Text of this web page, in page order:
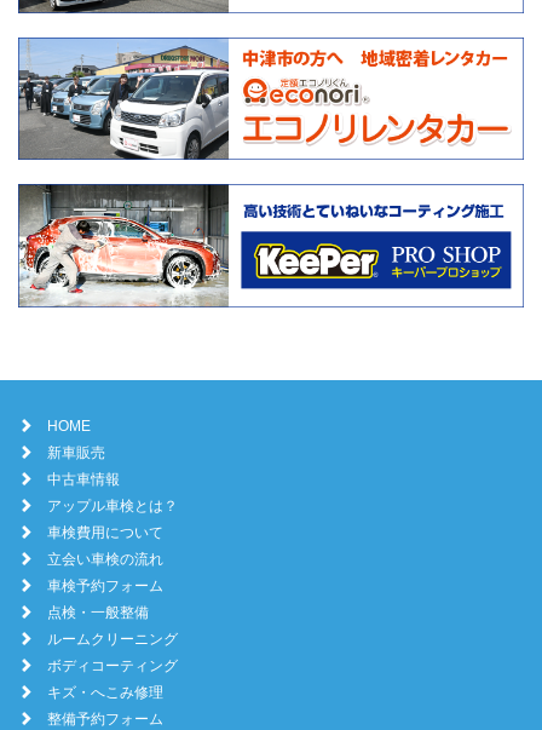
HOME
新車販売
中古車情報
アップル車検とは？
車検費用について
立会い車検の流れ
車検予約フォーム
点検・一般整備
ルームクリーニング
ボディコーティング
キズ・へこみ修理
整備予約フォーム